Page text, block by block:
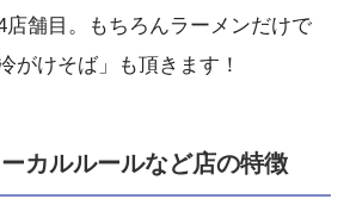
店舗目。もちろんラーメンだけで
がけそば」も頂きます！
カルルールなど店の特徴